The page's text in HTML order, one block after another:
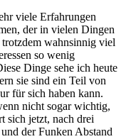
viele Erfahrungen
der in vielen Dingen
wahnsinnig viel
so wenig
Dinge sehe ich heute
sie sind ein Teil von
für sich haben kann.
nicht sogar wichtig,
sich jetzt, nach drei
der Funken Abstand